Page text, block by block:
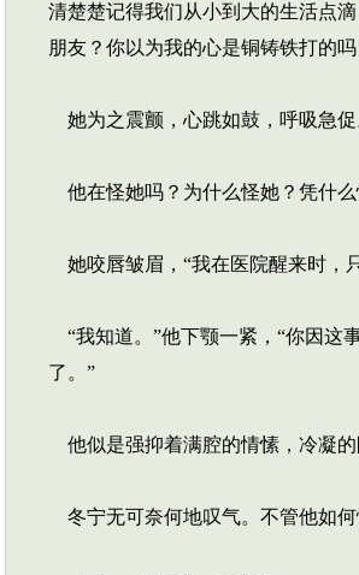
清楚楚记得我们从小到大的生活点
朋友？你以为我的心是铜铸铁打的吗
她为之震颤，心跳如鼓，呼吸急促
他在怪她吗？为什么怪她？凭什么
她咬唇皱眉，“我在医院醒来时
“我知道。”他下颚一紧，“你因这
了。”
他似是强抑着满腔的情愫，冷凝
冬宁无可奈何地叹气。不管他如